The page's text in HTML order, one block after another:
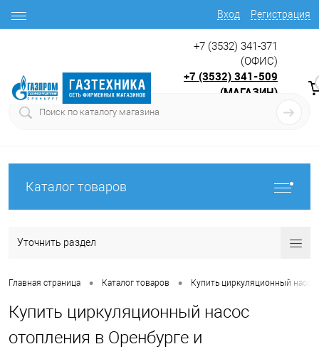
Вход Регистрация
+7 (3532) 341-371
(ОФИС)
+7 (3532) 341-509
(МАГАЗИН)
Каталог товаров
Уточнить раздел
Главная страница • Каталог товаров • Купить циркуляционный насос
Купить циркуляционный насос
отопления в Оренбурге и